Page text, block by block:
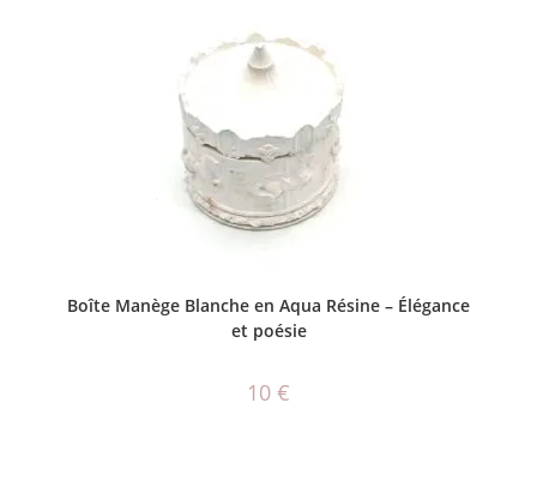
Boîte Manège Blanche en Aqua Résine – Élégance
et poésie
10 €